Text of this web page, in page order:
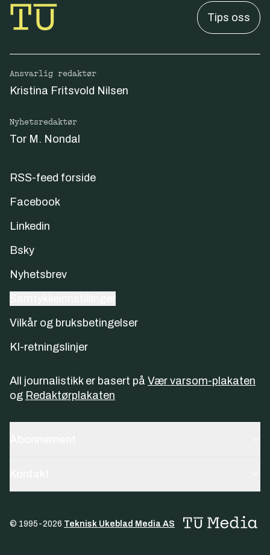
Tips oss
Ansvarlig redaktør
Kristina Fritsvold Nilsen
Nyhetsredaktør
Tor M. Nondal
RSS-feed forside
Facebook
Linkedin
Bsky
Nyhetsbrev
Vilkår og bruksbetingelser
KI-retningslinjer
All journalistikk er basert på Vær varsom-plakaten
og Redaktørplakaten
© 1995-2026 Teknisk Ukeblad Media AS